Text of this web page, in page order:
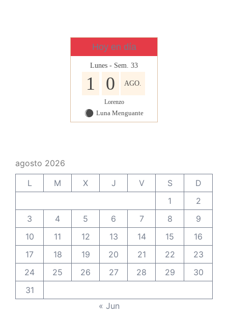
Hoy en día
Lunes - Sem. 33
1 0 AGO.
Lorenzo
Y Luna Menguante
agosto 2026
L
M X J V S
D
1
2
3
4 5 6 7 8
9
10
11 12 13 14 15
16
17
18 19 20 21 22
23
24
25 26 27 28 29
30
31
« Jun